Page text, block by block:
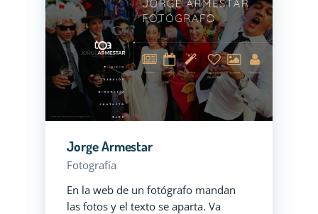
Jorge Armestar
Fotografía
En la web de un fotógrafo mandan
las fotos y el texto se aparta. Va